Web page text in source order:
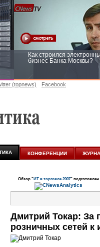
Как строился
бизнес Банка Москвы?
(topnews) Facebook
КОНФЕРЕНЦИИ
Обзор "ИТ в торговле 2007" подготовлен
Дмитрий Токар: За
розничных сетей